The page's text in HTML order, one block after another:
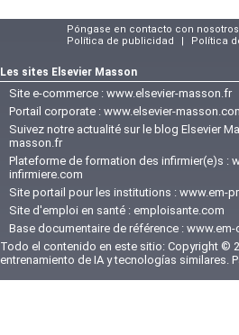
Póngase en contacto con nosotros
Política de publicidad
Política
Les sites Elsevier Masson
Site e-commerce : www.elsevier-masson.fr
Portail corporate : www.elsevier-
Suivez notre actualité sur le blog Elsevier
masson.fr
Plateforme de formation des infirmier(e)s :
infirmiere.com
Site portail pour les institutions : www.em-
Site d'emploi en santé : emploisante.com
Base documentaire de référence :
Todo el contenido en este sitio: Copyright ©
entrenamiento de IA y tecnologías similares.